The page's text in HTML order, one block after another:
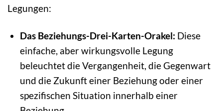
Legungen:
Das Beziehungs-Drei-Karten-Orakel: Diese
einfache, aber wirkungsvolle Legung
beleuchtet die Vergangenheit, die Gegenwart
und die Zukunft einer Beziehung oder einer
spezifischen Situation innerhalb einer